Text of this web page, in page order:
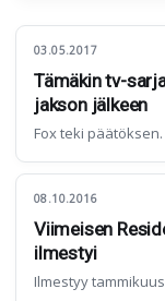
03.05.2017
Tämäkin tv-
jakson jälkeen
Fox teki päätöksen.
08.10.2016
Viimeisen
ilmestyi
Ilmestyy